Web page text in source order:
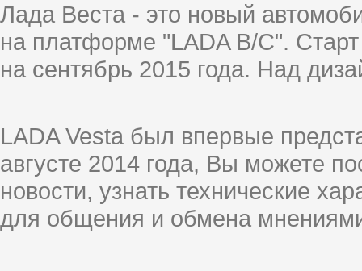
Лада Веста - это новый
на платформе "LADA B/C".
на сентябрь 2015 года. Над
LADA Vesta был впервые
августе 2014 года, Вы можете
новости, узнать технические
для общения и обмена